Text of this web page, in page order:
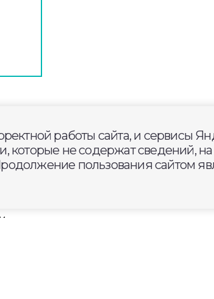
по тематическим
работы сайта, и сервисы
которые не содержат сведений,
пользования сайтом